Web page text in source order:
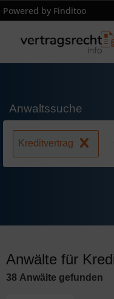
Powered by Finditoo
Anwaltssuche
Kreditvertrag
Anwälte für
38 Anwälte gefunden